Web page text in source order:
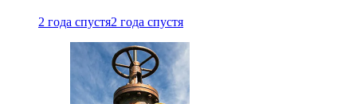
2 года спустя2 года спустя